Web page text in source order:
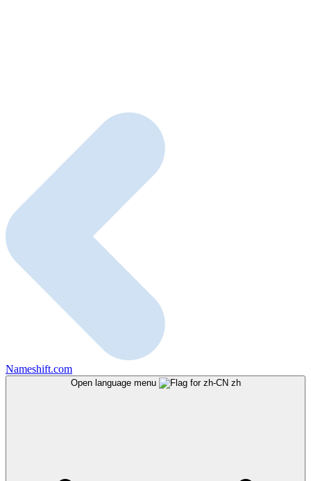
Nameshift.com
Open language menu zh